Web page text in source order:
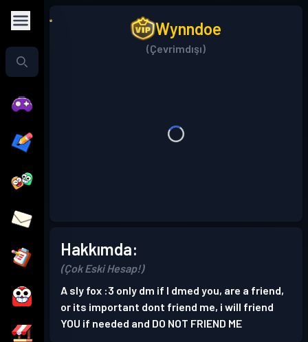
Wynndoe
(Çevrimdışı)
Hakkımda:
(Çok Eski Hesap!)
A sly fox :3 only dm if I dmed you, are a friend,
or its important dont friend me, i will friend
YOU if needed and DO NOT FRIEND ME